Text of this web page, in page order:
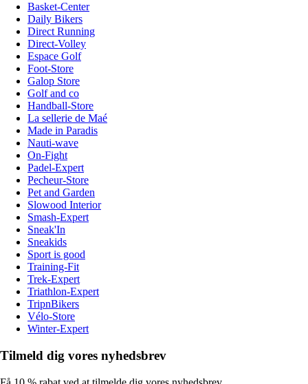
Basket-Center
Daily Bikers
Direct Running
Direct-Volley
Espace Golf
Foot-Store
Galop Store
Golf and co
Handball-Store
La sellerie de Maé
Made in Paradis
Nauti-wave
On-Fight
Padel-Expert
Pecheur-Store
Pet and Garden
Slowood Interior
Smash-Expert
Sneak'In
Sneakids
Sport is good
Training-Fit
Trek-Expert
Triathlon-Expert
TripnBikers
Vélo-Store
Winter-Expert
Tilmeld dig vores nyhedsbrev